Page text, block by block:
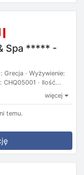
Spa ***** -
Grecja · Wyżywienie:
CHQ05001 · Ilość...
więcej
temu.